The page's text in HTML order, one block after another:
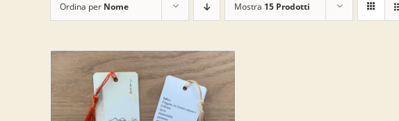
Ordina per Nome Mostra 15 Prodotti